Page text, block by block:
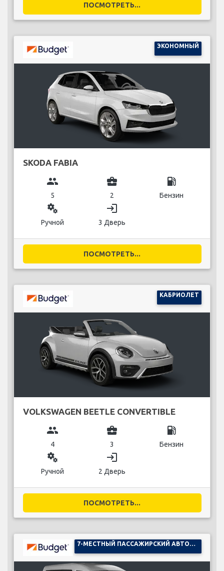
ПОСМОТРЕТЬ...
ЭКОНОМНЫЙ
SKODA FABIA
group
5
business_center
2
local_gas_station
Бензин
miscellaneous_services
Ручной
login
3 Дверь
ПОСМОТРЕТЬ...
КАБРИОЛЕТ
VOLKSWAGEN BEETLE CONVERTIBLE
group
4
business_center
3
local_gas_station
Бензин
miscellaneous_services
Ручной
login
2 Дверь
ПОСМОТРЕТЬ...